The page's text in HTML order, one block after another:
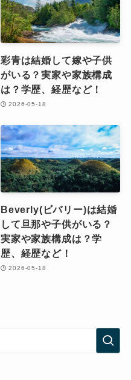
彩青は結婚して嫁や子供
がいる？実家や家族構成
は？学歴、経歴など！
2026-05-18
Beverly(ビバリー)は結婚
して旦那や子供がいる？
実家や家族構成は？学
歴、経歴など！
2026-05-18